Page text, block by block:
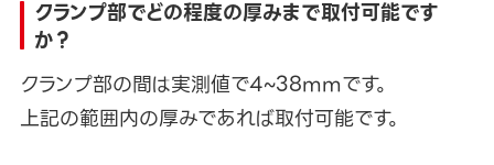
クランプ部でどの程度の厚みまで取付可能です
か？
クランプ部の間は実測値で4~38mmです。
上記の範囲内の厚みであれば取付可能です。